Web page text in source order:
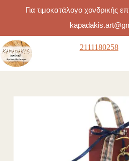
Για τιμοκατάλογο χονδρικής
Μετάβαση
στο
περιεχόμενο
2111180258